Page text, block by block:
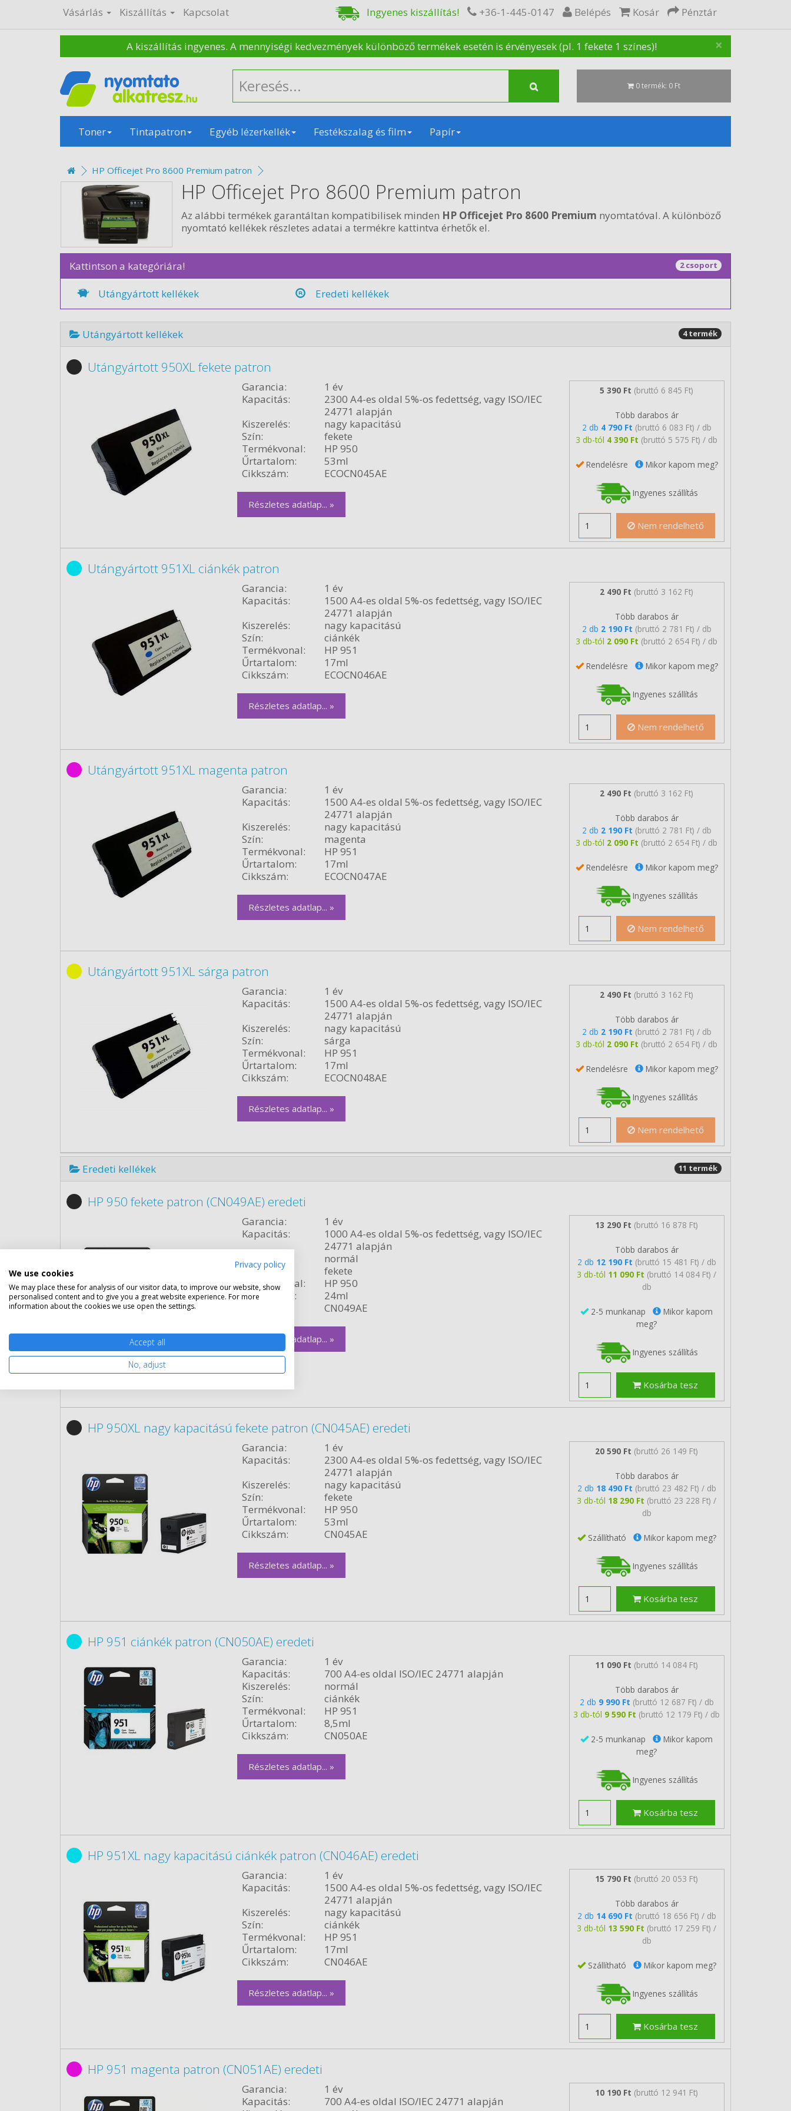
Vásárlás Kiszállítás Kapcsolat Ingyenes kiszállítás! +36-1-445-0147 Belépés Kosár Pénztár
×
A kiszállítás ingyenes. A mennyiségi kedvezmények különböző termékek esetén is érvényesek (pl. 1 fekete 1 színes)!
0 termék: 0 Ft
Toner Tintapatron Egyéb lézerkellék Festékszalag és film Papír
HP Officejet Pro 8600 Premium patron
HP Officejet Pro 8600 Premium patron
Az alábbi termékek garantáltan kompatibilisek minden HP Officejet Pro 8600 Premium nyomtatóval. A különböző
nyomtató kellékek részletes adatai a termékre kattintva érhetők el.
Kattintson a kategóriára! 2 csoport
Utángyártott kellékek Eredeti kellékek
Utángyártott kellékek 4 termék
Utángyártott 950XL fekete patron
Garancia:
1 év
Kapacitás:
2300 A4-es oldal 5%-os fedettség, vagy ISO/IEC
24771 alapján
Kiszerelés:
nagy kapacitású
Szín:
fekete
Termékvonal:
HP 950
Űrtartalom:
53ml
Cikkszám:
ECOCN045AE
Részletes adatlap... »
5 390 Ft (bruttó 6 845 Ft)
Több darabos ár
2 db 4 790 Ft (bruttó 6 083 Ft) / db
3 db-tól 4 390 Ft (bruttó 5 575 Ft) / db
Rendelésre Mikor kapom meg?
Ingyenes szállítás
Nem rendelhető
Utángyártott 951XL ciánkék patron
Garancia:
1 év
Kapacitás:
1500 A4-es oldal 5%-os fedettség, vagy ISO/IEC
24771 alapján
Kiszerelés:
nagy kapacitású
Szín:
ciánkék
Termékvonal:
HP 951
Űrtartalom:
17ml
Cikkszám:
ECOCN046AE
Részletes adatlap... »
2 490 Ft (bruttó 3 162 Ft)
Több darabos ár
2 db 2 190 Ft (bruttó 2 781 Ft) / db
3 db-tól 2 090 Ft (bruttó 2 654 Ft) / db
Rendelésre Mikor kapom meg?
Ingyenes szállítás
Nem rendelhető
Utángyártott 951XL magenta patron
Garancia:
1 év
Kapacitás:
1500 A4-es oldal 5%-os fedettség, vagy ISO/IEC
24771 alapján
Kiszerelés:
nagy kapacitású
Szín:
magenta
Termékvonal:
HP 951
Űrtartalom:
17ml
Cikkszám:
ECOCN047AE
Részletes adatlap... »
2 490 Ft (bruttó 3 162 Ft)
Több darabos ár
2 db 2 190 Ft (bruttó 2 781 Ft) / db
3 db-tól 2 090 Ft (bruttó 2 654 Ft) / db
Rendelésre Mikor kapom meg?
Ingyenes szállítás
Nem rendelhető
Utángyártott 951XL sárga patron
Garancia:
1 év
Kapacitás:
1500 A4-es oldal 5%-os fedettség, vagy ISO/IEC
24771 alapján
Kiszerelés:
nagy kapacitású
Szín:
sárga
Termékvonal:
HP 951
Űrtartalom:
17ml
Cikkszám:
ECOCN048AE
Részletes adatlap... »
2 490 Ft (bruttó 3 162 Ft)
Több darabos ár
2 db 2 190 Ft (bruttó 2 781 Ft) / db
3 db-tól 2 090 Ft (bruttó 2 654 Ft) / db
Rendelésre Mikor kapom meg?
Ingyenes szállítás
Nem rendelhető
Eredeti kellékek 11 termék
HP 950 fekete patron (CN049AE) eredeti
Garancia:
1 év
Kapacitás:
1000 A4-es oldal 5%-os fedettség, vagy ISO/IEC
24771 alapján
Kiszerelés:
normál
Szín:
fekete
Termékvonal:
HP 950
Űrtartalom:
24ml
CN049AE
Részletes adatlap... »
13 290 Ft (bruttó 16 878 Ft)
Több darabos ár
2 db 12 190 Ft (bruttó 15 481 Ft) / db
3 db-tól 11 090 Ft (bruttó 14 084 Ft) /
db
2-5 munkanap
Mikor kapom
meg?
Ingyenes szállítás
Kosárba tesz
HP 950XL nagy kapacitású fekete patron (CN045AE) eredeti
Garancia:
1 év
Kapacitás:
2300 A4-es oldal 5%-os fedettség, vagy ISO/IEC
24771 alapján
Kiszerelés:
nagy kapacitású
Szín:
fekete
Termékvonal:
HP 950
Űrtartalom:
53ml
Cikkszám:
CN045AE
Részletes adatlap... »
20 590 Ft (bruttó 26 149 Ft)
Több darabos ár
2 db 18 490 Ft (bruttó 23 482 Ft) / db
3 db-tól 18 290 Ft (bruttó 23 228 Ft) /
db
Szállítható Mikor kapom meg?
Ingyenes szállítás
Kosárba tesz
HP 951 ciánkék patron (CN050AE) eredeti
Garancia:
1 év
Kapacitás:
700 A4-es oldal ISO/IEC 24771 alapján
Kiszerelés:
normál
Szín:
ciánkék
Termékvonal:
HP 951
Űrtartalom:
8,5ml
Cikkszám:
CN050AE
Részletes adatlap... »
11 090 Ft (bruttó 14 084 Ft)
Több darabos ár
2 db 9 990 Ft (bruttó 12 687 Ft) / db
3 db-tól 9 590 Ft (bruttó 12 179 Ft) / db
2-5 munkanap
Mikor kapom
meg?
Ingyenes szállítás
Kosárba tesz
HP 951XL nagy kapacitású ciánkék patron (CN046AE) eredeti
Garancia:
1 év
Kapacitás:
1500 A4-es oldal 5%-os fedettség, vagy ISO/IEC
24771 alapján
Kiszerelés:
nagy kapacitású
Szín:
ciánkék
Termékvonal:
HP 951
Űrtartalom:
17ml
Cikkszám:
CN046AE
Részletes adatlap... »
15 790 Ft (bruttó 20 053 Ft)
Több darabos ár
2 db 14 690 Ft (bruttó 18 656 Ft) / db
3 db-tól 13 590 Ft (bruttó 17 259 Ft) /
db
Szállítható Mikor kapom meg?
Ingyenes szállítás
Kosárba tesz
HP 951 magenta patron (CN051AE) eredeti
Garancia:
1 év
Kapacitás:
700 A4-es oldal ISO/IEC 24771 alapján
10 190 Ft (bruttó 12 941 Ft)
Privacy policy
We use cookies
We may place these for analysis of our visitor data, to improve our website, show
personalised content and to give you a great website experience. For more
information about the cookies we use open the settings.
Accept all
No, adjust